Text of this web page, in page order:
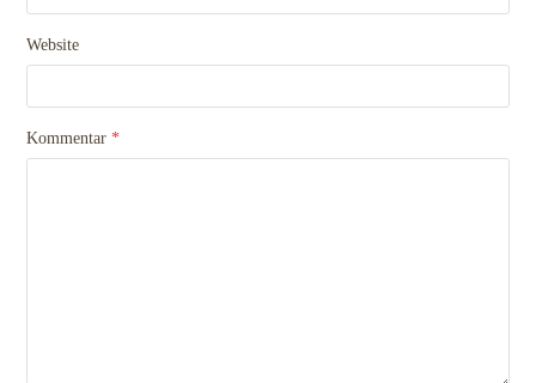
Website
Kommentar*